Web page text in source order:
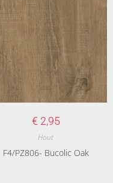
€ 2,95
Hout
F4/PZ806- Bucolic Oak